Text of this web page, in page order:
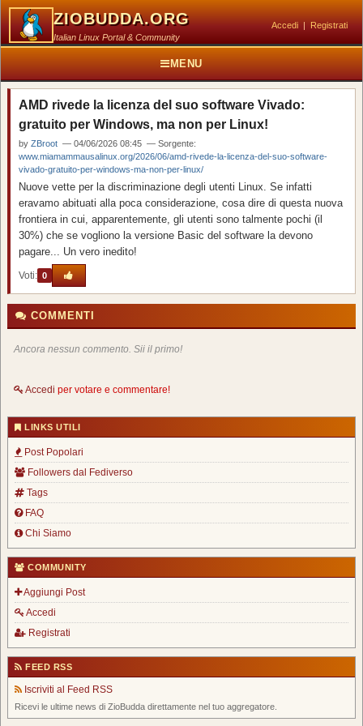
ZIOBUDDA.ORG
Italian Linux Portal & Community
Accedi | Registrati
MENU
AMD rivede la licenza del suo software Vivado:
gratuito per Windows, ma non per Linux!
by ZBroot — 04/06/2026 08:45 — Sorgente:
www.miamammausalinux.org/2026/06/amd-rivede-la-licenza-del-suo-software-
vivado-gratuito-per-windows-ma-non-per-linux/
Nuove vette per la discriminazione degli utenti Linux. Se infatti
eravamo abituati alla poca considerazione, cosa dire di questa nuova
frontiera in cui, apparentemente, gli utenti sono talmente pochi (il
30%) che se vogliono la versione Basic del software la devono
pagare... Un vero inedito!
Voti: 0
COMMENTI
Ancora nessun commento. Sii il primo!
Accedi per votare e commentare!
LINKS UTILI
Post Popolari
Followers dal Fediverso
Tags
FAQ
Chi Siamo
COMMUNITY
Aggiungi Post
Accedi
Registrati
FEED RSS
Iscriviti al Feed RSS
Ricevi le ultime news di ZioBudda direttamente nel tuo aggregatore.